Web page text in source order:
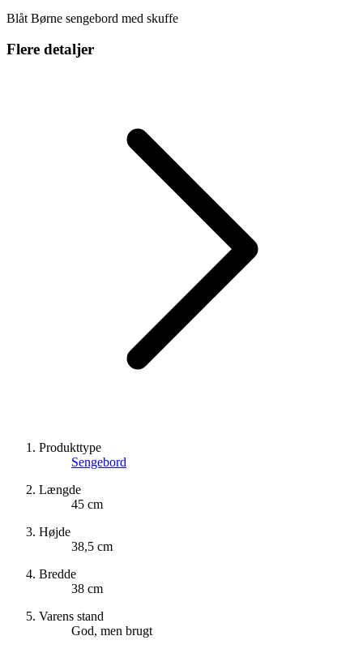
Blåt Børne sengebord med skuffe
Flere detaljer
Produkttype
Sengebord
Længde
45 cm
Højde
38,5 cm
Bredde
38 cm
Varens stand
God, men brugt